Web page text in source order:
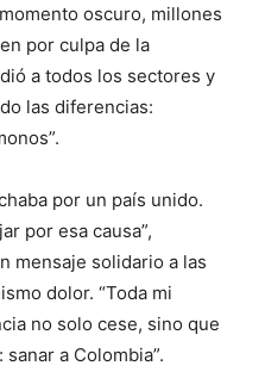
oscuro, millones
por culpa de la
a todos los sectores y
las diferencias:
por un país unido.
por esa causa”,
mensaje solidario a las
dolor. “Toda mi
no solo cese, sino que
a Colombia”.